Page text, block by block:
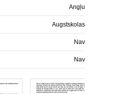
Angļu
Augstskolas
Nav
Nav